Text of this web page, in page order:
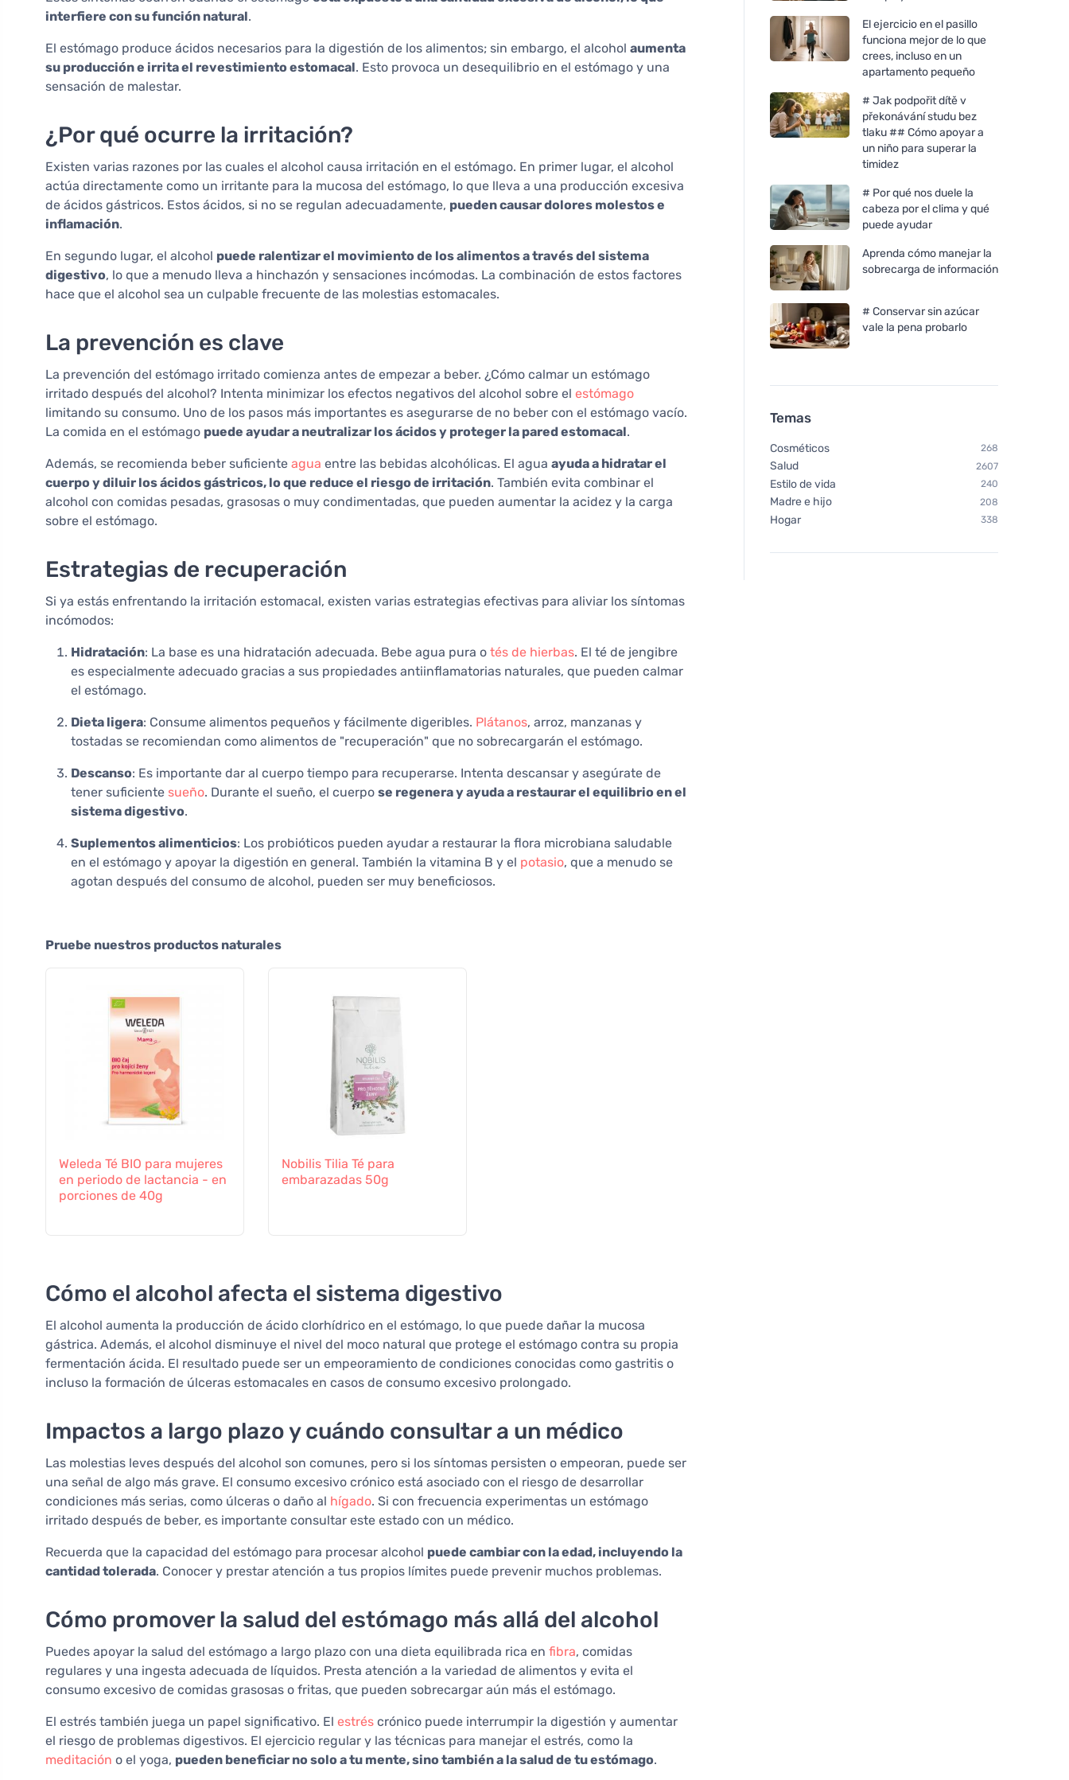
interfiere con su función natural.
El estómago produce ácidos necesarios para la digestión de los alimentos; sin embargo, el alcohol aumenta
su producción e irrita el revestimiento estomacal. Esto provoca un desequilibrio en el estómago y una
sensación de malestar.
¿Por qué ocurre la irritación?
Existen varias razones por las cuales el alcohol causa irritación en el estómago. En primer lugar, el alcohol
actúa directamente como un irritante para la mucosa del estómago, lo que lleva a una producción excesiva
de ácidos gástricos. Estos ácidos, si no se regulan adecuadamente, pueden causar dolores molestos e
inflamación.
En segundo lugar, el alcohol puede ralentizar el movimiento de los alimentos a través del sistema
digestivo, lo que a menudo lleva a hinchazón y sensaciones incómodas. La combinación de estos factores
hace que el alcohol sea un culpable frecuente de las molestias estomacales.
La prevención es clave
La prevención del estómago irritado comienza antes de empezar a beber. ¿Cómo calmar un estómago
irritado después del alcohol? Intenta minimizar los efectos negativos del alcohol sobre el estómago
limitando su consumo. Uno de los pasos más importantes es asegurarse de no beber con el estómago vacío.
La comida en el estómago puede ayudar a neutralizar los ácidos y proteger la pared estomacal.
Además, se recomienda beber suficiente agua entre las bebidas alcohólicas. El agua ayuda a hidratar el
cuerpo y diluir los ácidos gástricos, lo que reduce el riesgo de irritación. También evita combinar el
alcohol con comidas pesadas, grasosas o muy condimentadas, que pueden aumentar la acidez y la carga
sobre el estómago.
Estrategias de recuperación
Si ya estás enfrentando la irritación estomacal, existen varias estrategias efectivas para aliviar los síntomas
incómodos:
Hidratación: La base es una hidratación adecuada. Bebe agua pura o tés de hierbas. El té de jengibre
es especialmente adecuado gracias a sus propiedades antiinflamatorias naturales, que pueden calmar
el estómago.
Dieta ligera: Consume alimentos pequeños y fácilmente digeribles. Plátanos, arroz, manzanas y
tostadas se recomiendan como alimentos de "recuperación" que no sobrecargarán el estómago.
Descanso: Es importante dar al cuerpo tiempo para recuperarse. Intenta descansar y asegúrate de
tener suficiente sueño. Durante el sueño, el cuerpo se regenera y ayuda a restaurar el equilibrio en el
sistema digestivo.
Suplementos alimenticios: Los probióticos pueden ayudar a restaurar la flora microbiana saludable
en el estómago y apoyar la digestión en general. También la vitamina B y el potasio, que a menudo se
agotan después del consumo de alcohol, pueden ser muy beneficiosos.
Pruebe nuestros productos naturales
Weleda Té BIO para mujeres
en periodo de lactancia - en
porciones de 40g
Nobilis Tilia Té para
embarazadas 50g
Cómo el alcohol afecta el sistema digestivo
El alcohol aumenta la producción de ácido clorhídrico en el estómago, lo que puede dañar la mucosa
gástrica. Además, el alcohol disminuye el nivel del moco natural que protege el estómago contra su propia
fermentación ácida. El resultado puede ser un empeoramiento de condiciones conocidas como gastritis o
incluso la formación de úlceras estomacales en casos de consumo excesivo prolongado.
Impactos a largo plazo y cuándo consultar a un médico
Las molestias leves después del alcohol son comunes, pero si los síntomas persisten o empeoran, puede ser
una señal de algo más grave. El consumo excesivo crónico está asociado con el riesgo de desarrollar
condiciones más serias, como úlceras o daño al hígado. Si con frecuencia experimentas un estómago
irritado después de beber, es importante consultar este estado con un médico.
Recuerda que la capacidad del estómago para procesar alcohol puede cambiar con la edad, incluyendo la
cantidad tolerada. Conocer y prestar atención a tus propios límites puede prevenir muchos problemas.
Cómo promover la salud del estómago más allá del alcohol
Puedes apoyar la salud del estómago a largo plazo con una dieta equilibrada rica en fibra, comidas
regulares y una ingesta adecuada de líquidos. Presta atención a la variedad de alimentos y evita el
consumo excesivo de comidas grasosas o fritas, que pueden sobrecargar aún más el estómago.
El estrés también juega un papel significativo. El estrés crónico puede interrumpir la digestión y aumentar
el riesgo de problemas digestivos. El ejercicio regular y las técnicas para manejar el estrés, como la
meditación o el yoga, pueden beneficiar no solo a tu mente, sino también a la salud de tu estómago.
El ejercicio en el pasillo
funciona mejor de lo que
crees, incluso en un
apartamento pequeño
# Jak podpořit dítě v
překonávání studu bez
tlaku ## Cómo apoyar a
un niño para superar la
timidez
# Por qué nos duele la
cabeza por el clima y qué
puede ayudar
Aprenda cómo manejar la
sobrecarga de información
# Conservar sin azúcar
vale la pena probarlo
Temas
Cosméticos 268
Salud 2607
Estilo de vida 240
Madre e hijo 208
Hogar 338